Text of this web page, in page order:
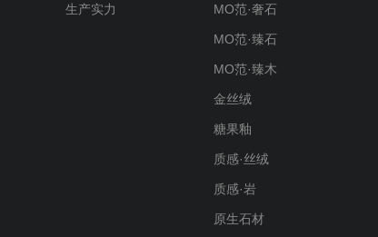
生产实力 MO范·奢石
MO范·臻石
MO范·臻木
金丝绒
糖果釉
质感·丝绒
质感·岩
原生石材